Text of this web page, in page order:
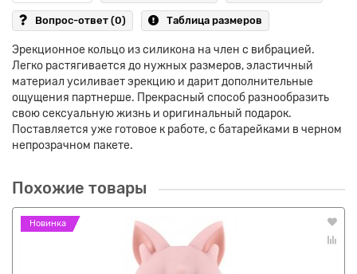
Вопрос-ответ (0) Таблица размеров
Эрекционное кольцо из силикона на член с вибрацией.
Легко растягивается до нужных размеров, эластичный
материал усиливает эрекцию и дарит дополнительные
ощущения партнерше. Прекрасный способ разнообразить
свою сексуальную жизнь и оригинальный подарок.
Поставляется уже готовое к работе, с батарейками в черном
непрозрачном пакете.
Похожие товары
Новинка